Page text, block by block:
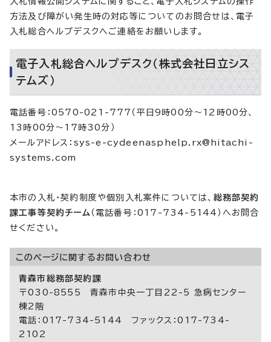
方法及び障がい発生時の対応等についてのお問合せは、電子
入札総合ヘルプデスクへご連絡をお願いします。
電子入札総合ヘルプデスク（株式会社日立シス
テムズ）
電話番号：0570-021-777（平日9時00分～12時00分、
13時00分～17時30分）
メールアドレス：sys-e-cydeenasphelp.rx@hitachi-
systems.com
本市の入札・契約制度や個別入札案件については、 総務部契約
課工事等契約チーム （電話番号：017-734-5144）へお問合
せください。
このページに関する お問い合わせ
青森市総務部契約課
〒030-8555 青森市中央一丁目22-5 急病センター
棟2階
電話：017-734-5144 ファックス：017-734-
2102